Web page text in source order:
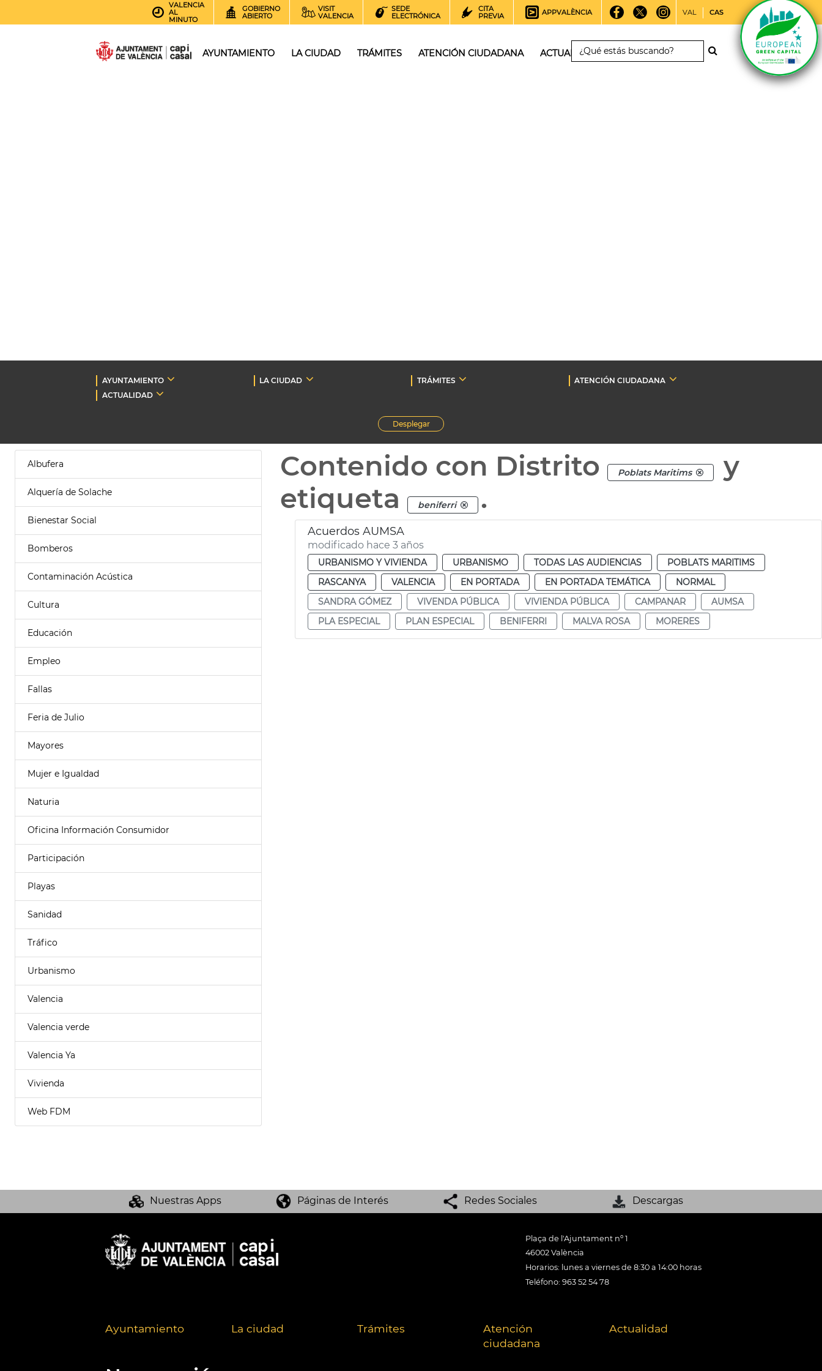
VALENCIA
AL
MINUTO
GOBIERNO
ABIERTO
VISIT
VALENCIA
SEDE
ELECTRÓNICA
CITA
PREVIA
APPVALÈNCIA VAL CAS
AYUNTAMIENTO LA CIUDAD TRÁMITES ATENCIÓN CIUDADANA ACTUALIDAD
AYUNTAMIENTO LA CIUDAD TRÁMITES
ATENCIÓN CIUDADANA
ACTUALIDAD
Desplegar
Albufera
Alquería de Solache
Bienestar Social
Bomberos
Contaminación Acústica
Cultura
Educación
Empleo
Fallas
Feria de Julio
Mayores
Mujer e Igualdad
Naturia
Oficina Información Consumidor
Participación
Playas
Sanidad
Tráfico
Urbanismo
Valencia
Valencia verde
Valencia Ya
Vivienda
Web FDM
Contenido con Distrito Poblats Maritims
y
etiqueta
beniferri .
Acuerdos AUMSA
modificado hace 3 años
URBANISMO Y VIVIENDA URBANISMO TODAS LAS AUDIENCIAS
POBLATS MARITIMS
RASCANYA
VALENCIA EN PORTADA EN PORTADA TEMÁTICA
NORMAL
SANDRA GÓMEZ
VIVENDA PÚBLICA VIVIENDA PÚBLICA CAMPANAR
AUMSA
PLA ESPECIAL
PLAN ESPECIAL BENIFERRI MALVA ROSA MORERES
Nuestras Apps Páginas de Interés Redes Sociales Descargas
Plaça de l'Ajuntament nº 1
46002 València
Horarios: lunes a viernes de 8:30 a 14:00 horas
Teléfono: 963 52 54 78
Ayuntamiento La ciudad Trámites
Atención
ciudadana
Actualidad